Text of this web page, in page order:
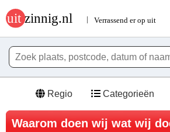
Regio Categorieën
Waarom doen wij wat wij